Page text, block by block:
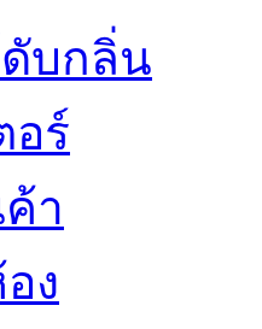
บกลิ่น
อร์
า
ง